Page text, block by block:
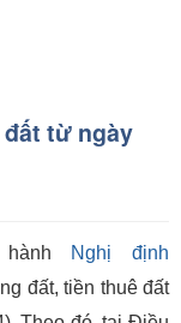
từ ngày
hành
Nghị định
đất, tiền thuê đất